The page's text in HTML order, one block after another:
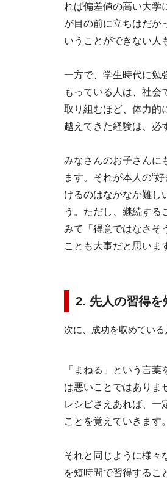
れば偏差値の高い大学
が目の前に立ちはだか
いうことができない人
一方で、学生時代に勉
もっている人は、社会
取り組むほど、体力的
越えてきた経験は、必
みなさんのお子さんに
ます。それが本人の“
けるのはなかなか難し
う。ただし、継続する
みて「得意ではなさそ
ことも大事だと思いま
2. 先人の習得を
次に、成功を収めてい
「まねる」という言
は悪いことではありま
レシピさえあれば、一
ことを覚えていきます。
それと同じように様々
を短時間で習得するこ